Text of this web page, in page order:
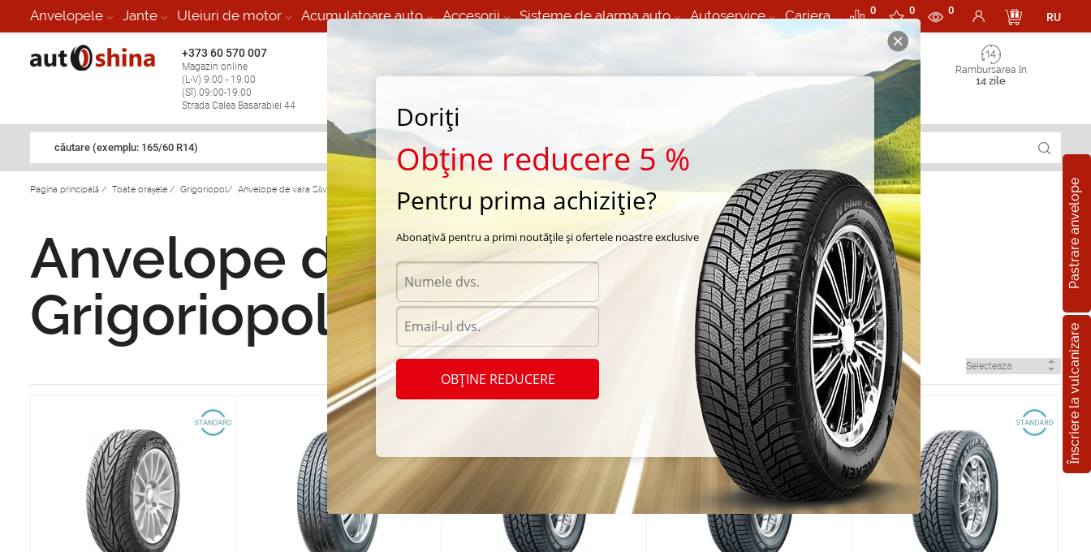
Anvelopele Jante Uleiuri de motor Acumulatoare auto Accesorii Sisteme de alarma auto Autoservice Cariera 0 0 0
RU
+373 60 570 007
Magazin online
(L-V) 9:00 - 19:00
(Sî) 09:00-19:00
Strada Calea Basarabiei 44
stop în toate regiunile
(L-V) 9:00 - 19:00
Rambursarea în
14 zile
căutare (exemplu: 165/60 R14)
Pastrare anvelope
Înscriere la vulcanizare
Pagina principală / Toate orașele / Grigoriopol/ Anvelope de vara SilverStone in Grigoriopol
Anvelope de vara SilverStone in
Grigoriopol
Doriți
Obține reducere 5 %
Pentru prima achiziție?
Abonațivă pentru a primi noutățile și ofertele noastre exclusive
OBȚINE REDUCERE